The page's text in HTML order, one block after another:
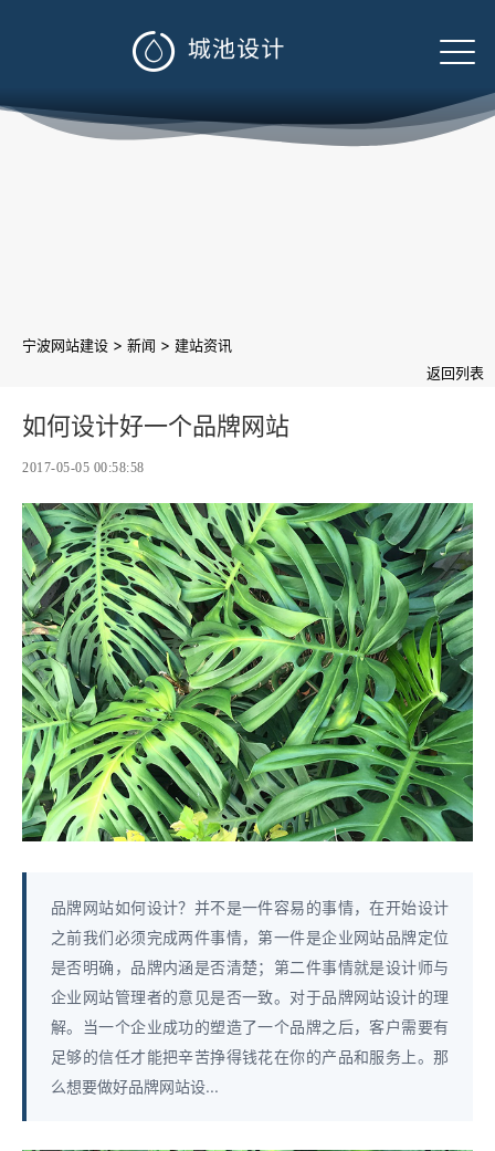

宁波网站建设 > 新闻 > 建站资讯
返回列表
如何设计好一个品牌网站
2017-05-05 00:58:58
品牌网站如何设计？并不是一件容易的事情，在开始设计
之前我们必须完成两件事情，第一件是企业网站品牌定位
是否明确，品牌内涵是否清楚；第二件事情就是设计师与
企业网站管理者的意见是否一致。对于品牌网站设计的理
解。当一个企业成功的塑造了一个品牌之后，客户需要有
足够的信任才能把辛苦挣得钱花在你的产品和服务上。那
么想要做好品牌网站设...